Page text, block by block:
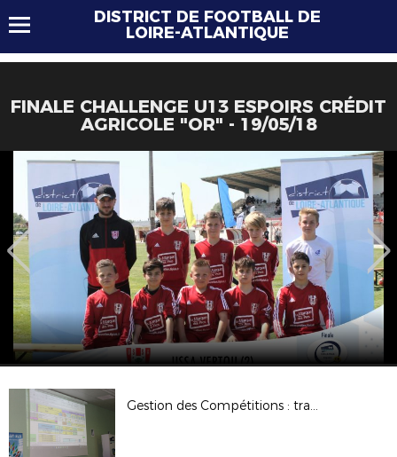
DISTRICT DE FOOTBALL DE
LOIRE-ATLANTIQUE
FINALE CHALLENGE U13 ESPOIRS CRÉDIT
AGRICOLE "OR" - 19/05/18
Gestion des Compétitions : travaux de la commission